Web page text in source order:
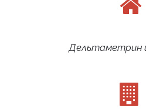
Дельтаметрин